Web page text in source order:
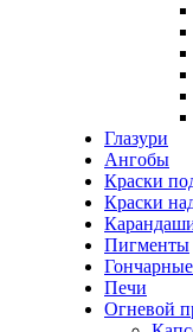
Глазури
Ангобы
Краски
Краски
Пигменты
Печи
Огневой